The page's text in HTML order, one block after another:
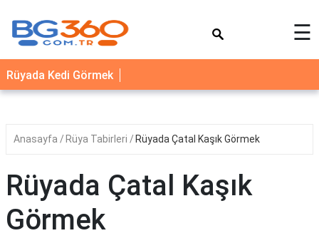
YEMEK
TARİFLERİ
SAĞLIK
İLETİŞİM
☰
Rüyada Kedi Görmek
Anasayfa Rüya Tabirleri Rüyada Çatal Kaşık Görmek
Rüyada Çatal Kaşık
Görmek